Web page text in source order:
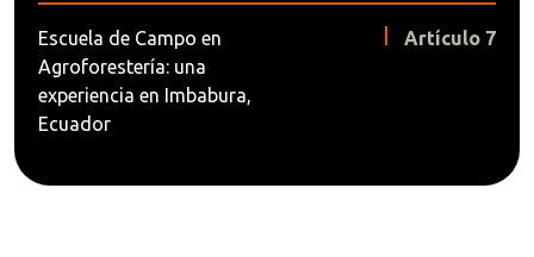
Escuela de Campo en
Agroforestería: una
experiencia en Imbabura,
Ecuador
Artículo 7